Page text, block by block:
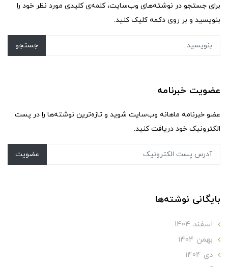
برای جستجو در نوشته‌های وب‌سایت، کلمه‌ی کلیدی مورد نظر خود را
بنویسید و بر روی دکمه کلیک کنید.
جستجو
عضویت خبرنامه
عضو خبرنامه ماهانه وب‌سایت شوید و تازه‌ترین نوشته‌ها را در پست
الکترونیک خود دریافت کنید.
عضویت
بایگانی نوشته‌ها
اسفند 1404
بهمن 1404
دی 1404